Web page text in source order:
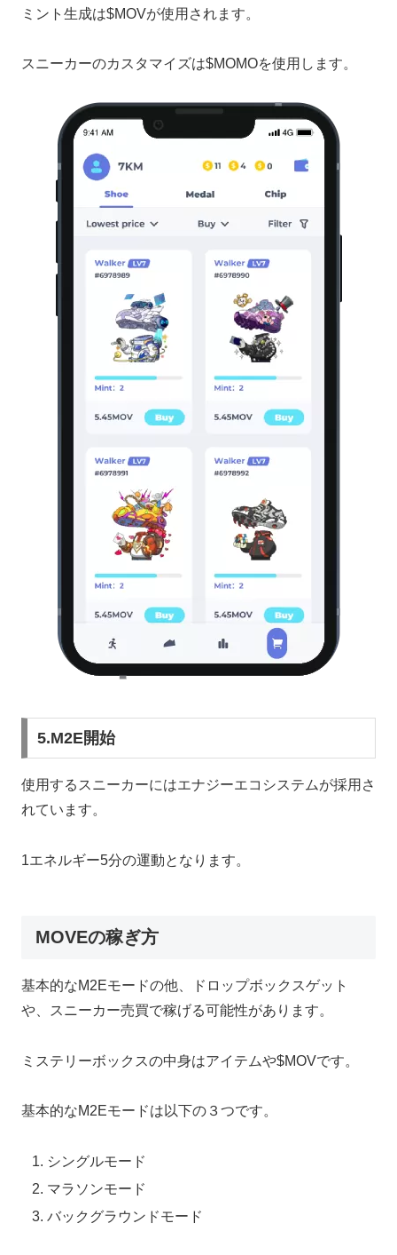
ミント生成は$MOVが使用されます。
スニーカーのカスタマイズは$MOMOを使用します。
5.M2E開始
使用するスニーカーにはエナジーエコシステムが採用さ
れています。
1エネルギー5分の運動となります。
MOVEの稼ぎ方
基本的なM2Eモードの他、ドロップボックスゲット
や、スニーカー売買で稼げる可能性があります。
ミステリーボックスの中身はアイテムや$MOVです。
基本的なM2Eモードは以下の３つです。
シングルモード
マラソンモード
バックグラウンドモード